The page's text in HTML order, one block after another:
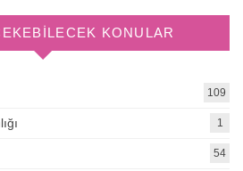
KONULAR
109
1
54